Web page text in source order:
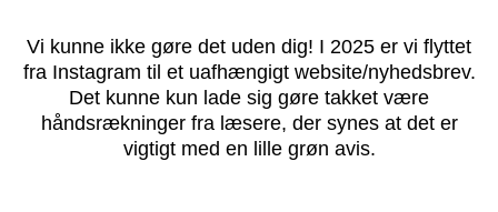
Vi kunne ikke gøre det uden dig! I 2025 er vi flyttet
fra Instagram til et uafhængigt website/nyhedsbrev.
Det kunne kun lade sig gøre takket være
håndsrækninger fra læsere, der synes at det er
vigtigt med en lille grøn avis.